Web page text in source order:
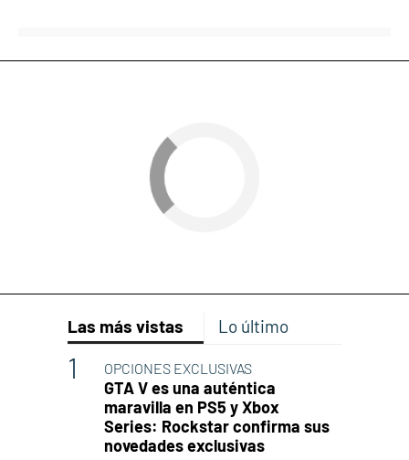
Las más vistas Lo último
OPCIONES EXCLUSIVAS
GTA V es una auténtica
maravilla en PS5 y Xbox
Series: Rockstar confirma sus
novedades exclusivas